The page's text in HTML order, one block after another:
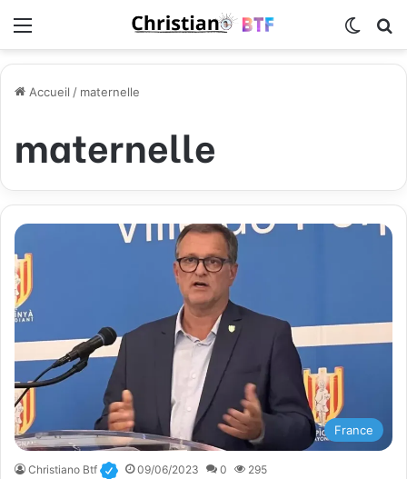
Accueil / maternelle
maternelle
France
Christiano Btf 09/06/2023 0 295